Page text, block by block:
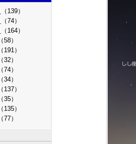
（139）
（74）
（164）
（58）
（191）
（32）
（74）
（34）
（137）
（35）
（135）
（77）